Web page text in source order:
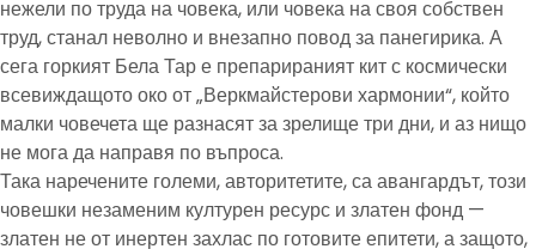
нежели по труда на човека, или човека на своя собствен
труд, станал неволно и внезапно повод за панегирика. А
сега горкият Бела Тар е препарираният кит с космически
всевиждащото око от „Веркмайстерови хармонии“, който
малки човечета ще разнасят за зрелище три дни, и аз нищо
не мога да направя по въпроса.
Така наречените големи, авторитетите, са авангардът, този
човешки незаменим културен ресурс и златен фонд —
златен не от инертен захлас по готовите епитети, а защото,